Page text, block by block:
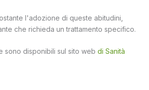
l'adozione di queste abitudini,
che richieda un trattamento specifico.
sono disponibili sul sito web di Sanità